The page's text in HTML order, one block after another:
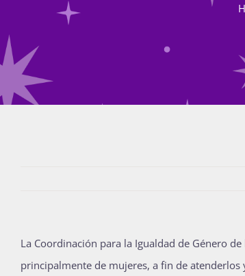
La Coordinación para la Igualdad de Género
principalmente de mujeres, a fin de